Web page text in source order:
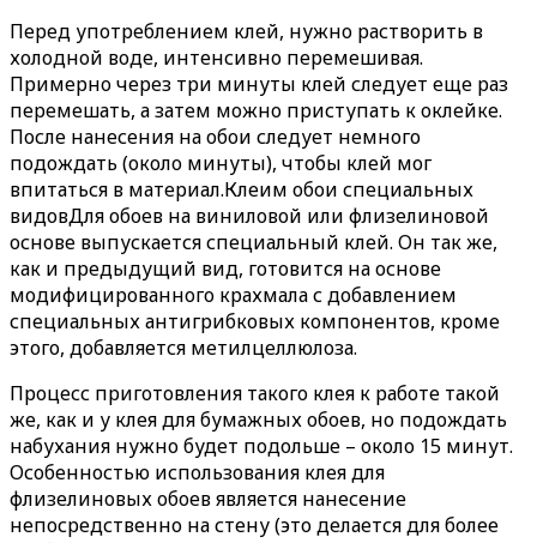
Перед употреблением клей, нужно растворить в
холодной воде, интенсивно перемешивая.
Примерно через три минуты клей следует еще раз
перемешать, а затем можно приступать к оклейке.
После нанесения на обои следует немного
подождать (около минуты), чтобы клей мог
впитаться в материал.Клеим обои специальных
видовДля обоев на виниловой или флизелиновой
основе выпускается специальный клей. Он так же,
как и предыдущий вид, готовится на основе
модифицированного крахмала с добавлением
специальных антигрибковых компонентов, кроме
этого, добавляется метилцеллюлоза.
Процесс приготовления такого клея к работе такой
же, как и у клея для бумажных обоев, но подождать
набухания нужно будет подольше – около 15 минут.
Особенностью использования клея для
флизелиновых обоев является нанесение
непосредственно на стену (это делается для более